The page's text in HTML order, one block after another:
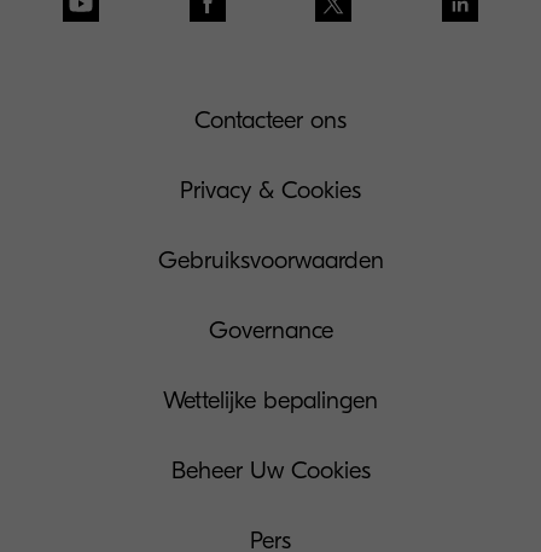
Contacteer ons
Privacy & Cookies
Gebruiksvoorwaarden
Governance
Wettelijke bepalingen
Beheer Uw Cookies
Pers